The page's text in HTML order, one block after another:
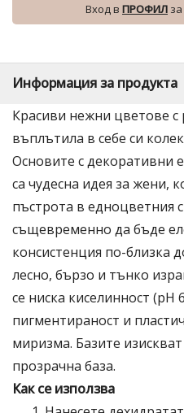
Вход в ПРОФИЛ
Информация за продукта
Красиви нежни цветове
въплътила в себе си
Основите с декоративни
са чудесна идея за жени,
пъстрота в едноцветния
същевременно да бъде
консистенция по-близка
лесно, бързо и тънко
се ниска киселинност (pH
пигментираност и
миризма. Базите
прозрачна база.
Как се използва